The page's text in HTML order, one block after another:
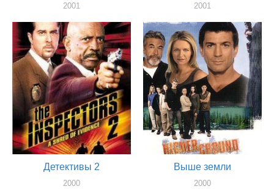
2001
2001
Детективы 2
2000
Выше земли
2000